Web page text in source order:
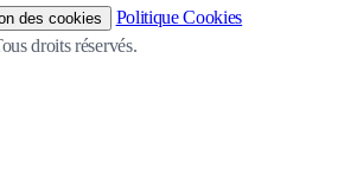
des cookies
Politique Cookies
droits réservés.